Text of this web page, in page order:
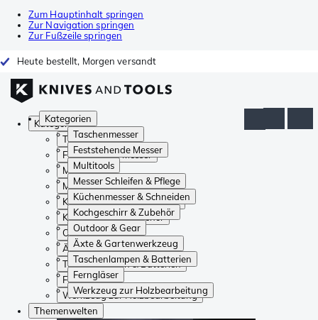
Zum Hauptinhalt springen
Zur Navigation springen
Zur Fußzeile springen
Heute bestellt, Morgen versandt
Kategorien
Taschenmesser
Feststehende Messer
Multitools
Messer Schleifen & Pflege
Küchenmesser & Schneiden
Kochgeschirr & Zubehör
Outdoor & Gear
Äxte & Gartenwerkzeug
Taschenlampen & Batterien
Ferngläser
Werkzeug zur Holzbearbeitung
Kategorien
Taschenmesser
Feststehende Messer
Multitools
Messer Schleifen & Pflege
Küchenmesser & Schneiden
Kochgeschirr & Zubehör
Outdoor & Gear
Äxte & Gartenwerkzeug
Taschenlampen & Batterien
Ferngläser
Werkzeug zur Holzbearbeitung
Themenwelten